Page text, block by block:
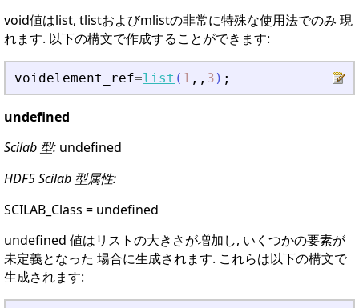
void値はlist, tlistおよびmlistの非常に特殊な使用法でのみ 現
れます. 以下の構文で作成することができます:
voidelement_ref=list ( 1 , , 3 ) ;
undefined
Scilab 型: undefined
HDF5 Scilab 型属性:
SCILAB_Class = undefined
undefined 値はリストの大きさが増加し, いくつかの要素が
未定義となった 場合に生成されます. これらは以下の構文で
生成されます: